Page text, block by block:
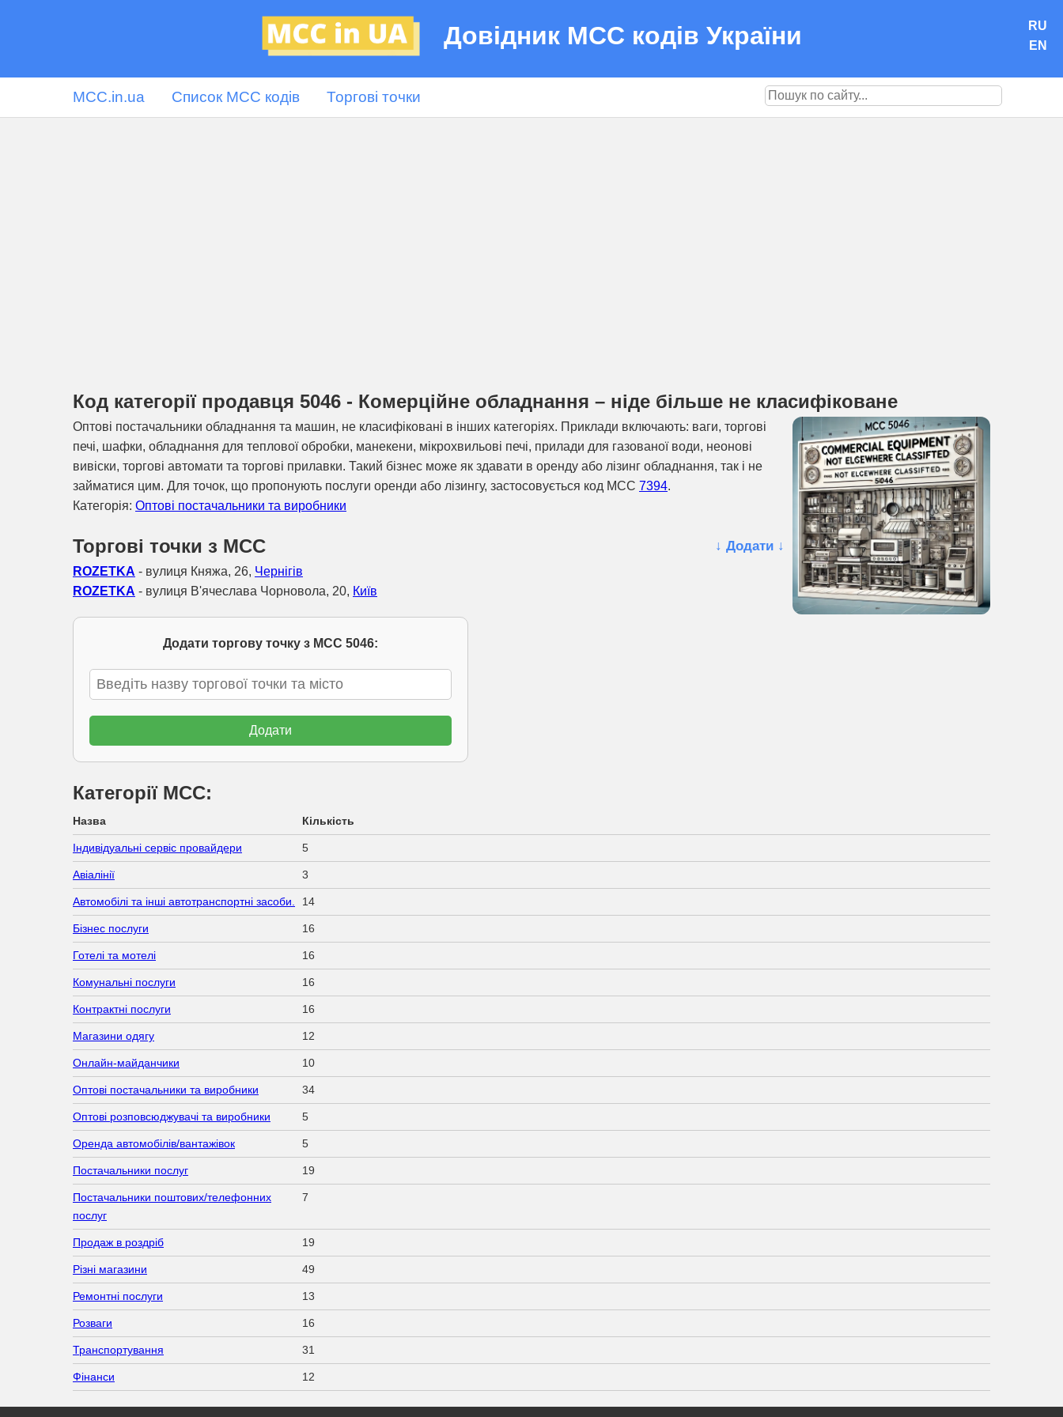
Довідник МСС кодів України
RU
EN
MCC.in.ua Список MCC кодів Торгові точки
Код категорії продавця 5046 - Комерційне обладнання – ніде більше не класифіковане
Оптові постачальники обладнання та машин, не класифіковані в інших категоріях. Приклади включають: ваги, торгові
печі, шафки, обладнання для теплової обробки, манекени, мікрохвильові печі, прилади для газованої води, неонові
вивіски, торгові автомати та торгові прилавки. Такий бізнес може як здавати в оренду або лізинг обладнання, так і не
займатися цим. Для точок, що пропонують послуги оренди або лізингу, застосовується код MCC 7394.
Категорія: Оптові постачальники та виробники
Торгові точки з МСС ↓ Додати ↓
ROZETKA - вулиця Княжа, 26, Чернігів
ROZETKA - вулиця В'ячеслава Чорновола, 20, Київ
Додати торгову точку з МСС 5046:
Категорії МСС:
Назва Кількість
Індивідуальні сервіс провайдери 5
Авіалінії 3
Автомобілі та інші автотранспортні засоби. 14
Бізнес послуги 16
Готелі та мотелі 16
Комунальні послуги 16
Контрактні послуги 16
Магазини одягу 12
Онлайн-майданчики 10
Оптові постачальники та виробники 34
Оптові розповсюджувачі та виробники 5
Оренда автомобілів/вантажівок 5
Постачальники послуг 19
Постачальники поштових/телефонних
послуг
7
Продаж в роздріб 19
Різні магазини 49
Ремонтні послуги 13
Розваги 16
Транспортування 31
Фінанси 12